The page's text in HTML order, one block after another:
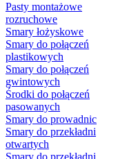
Pasty montażowe
rozruchowe
Smary łożyskowe
Smary do połączeń
plastikowych
Smary do połączeń
gwintowych
Środki do połączeń
pasowanych
Smary do prowadnic
Smary do przekładni
otwartych
Smary do przekładni